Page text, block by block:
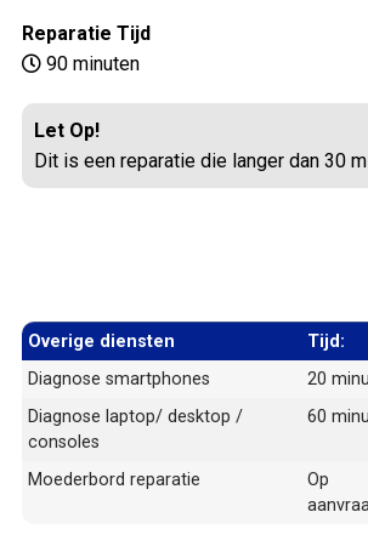
Reparatie Tijd
90 minuten
Let Op!
Dit is een reparatie die langer dan 30
Overige diensten Tijd:
Diagnose smartphones
20
Diagnose laptop/ desktop /
consoles
60
Moederbord reparatie
Op